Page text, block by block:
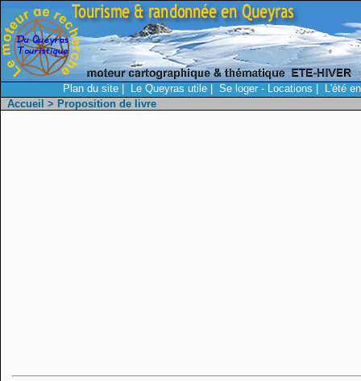
Plan du site Le Queyras utile Se loger - Locations
L'été
Accueil > Proposition de livre